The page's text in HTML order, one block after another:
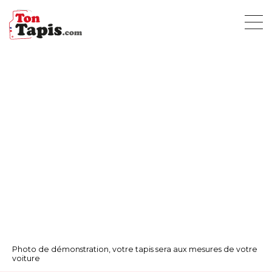
Photo de démonstration, votre tapis sera aux mesures de votre
voiture